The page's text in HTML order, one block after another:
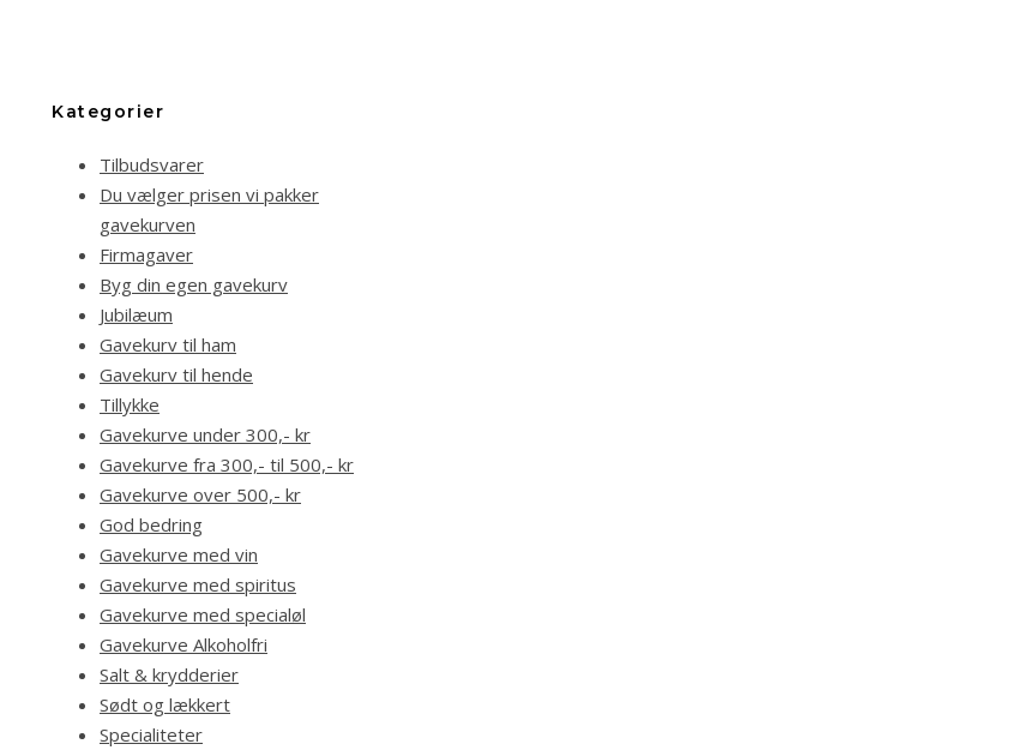
Kategorier
Tilbudsvarer
Du vælger prisen vi pakker
gavekurven
Firmagaver
Byg din egen gavekurv
Jubilæum
Gavekurv til ham
Gavekurv til hende
Tillykke
Gavekurve under 300,- kr
Gavekurve fra 300,- til 500,- kr
Gavekurve over 500,- kr
God bedring
Gavekurve med vin
Gavekurve med spiritus
Gavekurve med specialøl
Gavekurve Alkoholfri
Salt & krydderier
Sødt og lækkert
Specialiteter